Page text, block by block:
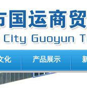
化 产品展示